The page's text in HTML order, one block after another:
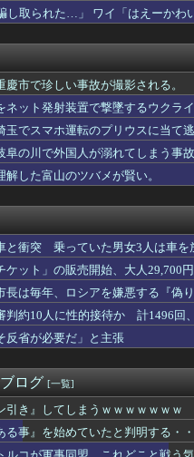
式典スピーチした総理がこれま
に韓半島の男の血が入る可能性
ームラン！」
着させる」→国家公務員の月給
リシゼーション 夜空」感想・評判
た結果マジで絶望してしまう・
回もループしてるよね
…みんなこれわかるの？」
最も売れたスタジオアルバムが
欧米が諸悪の根源やん
に脱いでしまうｗｗｗｗｗｗｗｗ
し取られた…」 ワイ「はえーかわ
慶市で珍しい事故が撮影される。
ネット発射装置で撃墜するウクライ
玉でスマホ運転のプリウスに当て
阜の川で外国人が溺れてしまう事故
解した富山のツバメが賢い。
と衝突 乗っていた男女3人は車を
ット」の販売開始、大人29,700
長は毎年、ロシアを嫌悪する『
判約10人に性的接待か 計1496回
反省が必要だ」と主張
ログ [一覧]
引き』してしまうｗｗｗｗｗｗｗ
る事』を始めていたと判明する・・